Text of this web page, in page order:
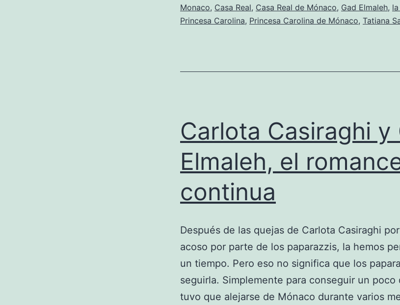
Monaco, Casa Real, Casa Real de Mónaco, Gad Elmaleh,
Princesa Carolina, Princesa Carolina de Mónaco, Tatiana
Carlota Casiraghi y
Elmaleh, el
continua
Después de las quejas de Carlota Casiraghi
acoso por parte de los paparazzis, la hemos
un tiempo. Pero eso no significa que los
seguirla. Simplemente para conseguir un poco
tuvo que alejarse de Mónaco durante varios